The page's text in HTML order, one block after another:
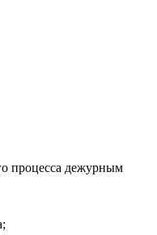
процесса дежурным